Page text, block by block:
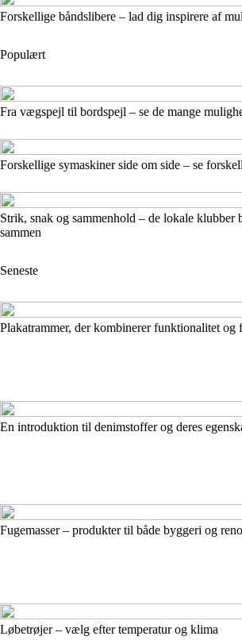
Forskellige båndslibere – lad dig inspirere af
Populært
Fra vægspejl til bordspejl – se de mange
Forskellige symaskiner side om side – se
Strik, snak og sammenhold – de lokale klubber
sammen
Seneste
Plakatrammer, der kombinerer funktionalitet og
En introduktion til denimstoffer og deres
Fugemasser – produkter til både byggeri og
Løbetrøjer – vælg efter temperatur og klima